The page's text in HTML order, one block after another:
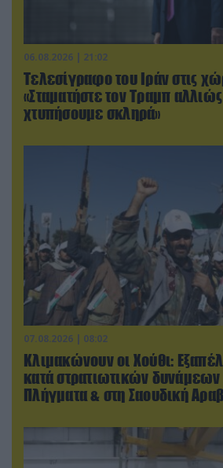
06.08.2026 | 21:02
Τελεσίγραφο του Ιράν στις
«Σταματήστε τον Τραμπ
χτυπήσουμε σκληρά»
07.08.2026 | 08:02
Κλιμακώνουν οι Χούθι:
κατά στρατιωτικών
Πλήγματα & στη Σαουδική